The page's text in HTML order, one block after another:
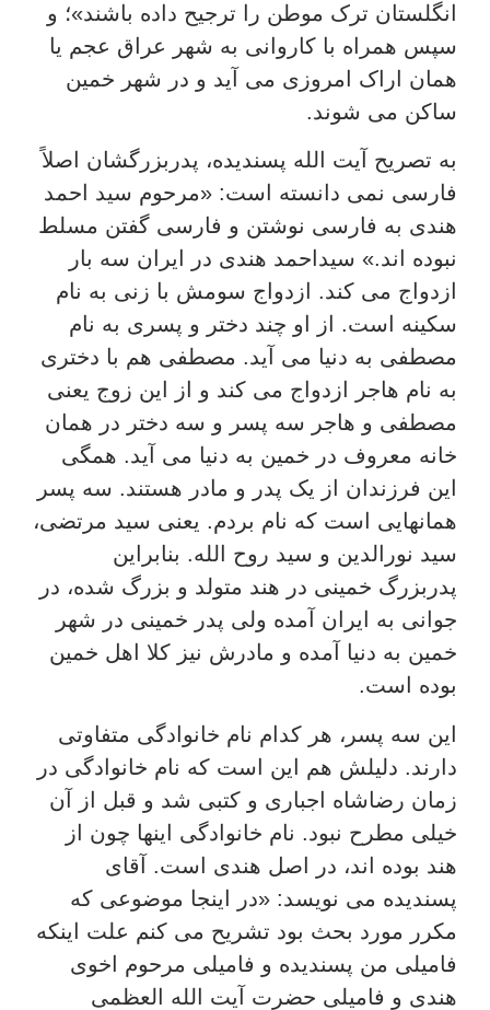
انگلستان ترک موطن را ترجیح داده باشند»؛ و
سپس همراه با کاروانی به شهر عراق عجم یا
همان اراک امروزی می آید و در شهر خمین
ساکن می شوند.
به تصریح آیت الله پسندیده، پدربزرگشان اصلاً
فارسی نمی دانسته است: «مرحوم سید احمد
هندی به فارسی نوشتن و فارسی گفتن مسلط
نبوده اند.» سیداحمد هندی در ایران سه بار
ازدواج می کند. ازدواج سومش با زنی به نام
سکینه است. از او چند دختر و پسری به نام
مصطفی به دنیا می آید. مصطفی هم با دختری
به نام هاجر ازدواج می کند و از این زوج یعنی
مصطفی و هاجر سه پسر و سه دختر در همان
خانه معروف در خمین به دنیا می آید. همگی
این فرزندان از یک پدر و مادر هستند. سه پسر
همانهایی است که نام بردم. یعنی سید مرتضی،
سید نورالدین و سید روح الله. بنابراین
پدربزرگ خمینی در هند متولد و بزرگ شده، در
جوانی به ایران آمده ولی پدر خمینی در شهر
خمین به دنیا آمده و مادرش نیز کلا اهل خمین
بوده است.
این سه پسر، هر کدام نام خانوادگی متفاوتی
دارند. دلیلش هم این است که نام خانوادگی در
زمان رضاشاه اجباری و کتبی شد و قبل از آن
خیلی مطرح نبود. نام خانوادگی اینها چون از
هند بوده اند، در اصل هندی است. آقای
پسندیده می نویسد: «در اینجا موضوعی که
مکرر مورد بحث بود تشریح می کنم علت اینکه
فامیلی من پسندیده و فامیلی مرحوم اخوی
هندی و فامیلی حضرت آیت الله العظمی